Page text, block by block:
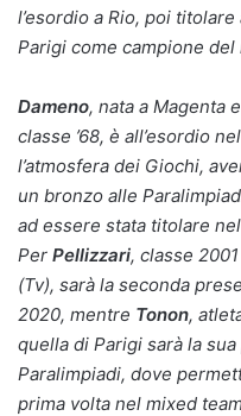
l’esordio a Rio, poi
Parigi come campione del
Dameno, nata a Magenta
classe ’68, è all’esordio
l’atmosfera dei Giochi,
un bronzo alle
ad essere stata titolare
Per Pellizzari, classe
(Tv), sarà la seconda
2020, mentre Tonon,
quella di Parigi sarà la
Paralimpiadi, dove
prima volta nel mixed